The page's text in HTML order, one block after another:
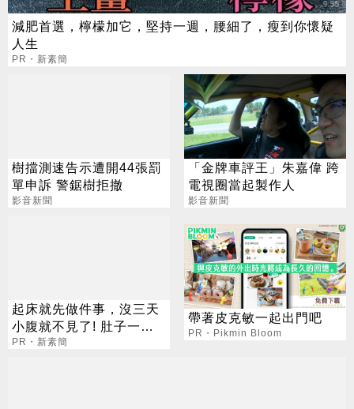
減肥首選，檸檬加它，堅持一週，腰細了，瘦到你懷疑
人生
PR・新素簡
樹擋測速告示遭開44張罰
單申訴 警鋸樹拒撤
影音新聞
「金牌車評王」朱嘉偉 跨
電視圈當起製作人
影音新聞
起床就先做件事，沒三天
小腹就不見了! 肚子一天
天變小！
PR・新素簡
帶著皮克敏一起出門吧
PR・Pikmin Bloom